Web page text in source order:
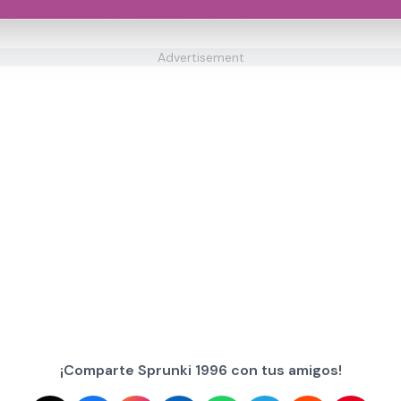
Advertisement
¡Comparte Sprunki 1996 con tus amigos!